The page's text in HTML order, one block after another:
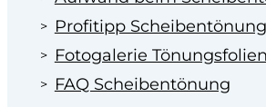
Profitipp Scheibentönung
Fotogalerie Tönungsfolien
FAQ Scheibentönung